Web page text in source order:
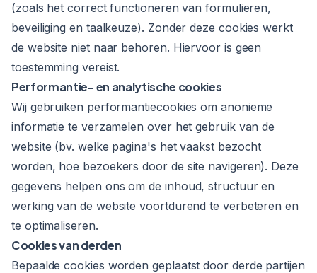
(zoals het correct functioneren van formulieren,
beveiliging en taalkeuze). Zonder deze cookies werkt
de website niet naar behoren. Hiervoor is geen
toestemming vereist.
Performantie- en analytische cookies
Wij gebruiken performantiecookies om anonieme
informatie te verzamelen over het gebruik van de
website (bv. welke pagina's het vaakst bezocht
worden, hoe bezoekers door de site navigeren). Deze
gegevens helpen ons om de inhoud, structuur en
werking van de website voortdurend te verbeteren en
te optimaliseren.
Cookies van derden
Bepaalde cookies worden geplaatst door derde partijen